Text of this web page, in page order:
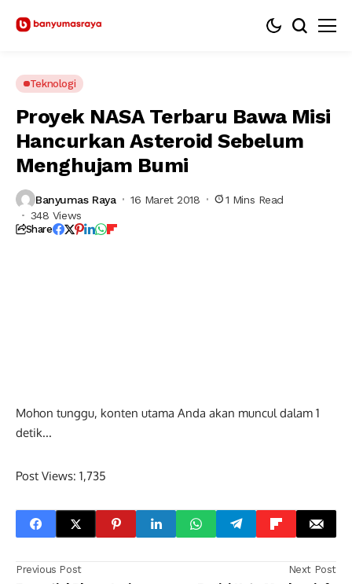
Teknologi
Proyek NASA Terbaru Bawa Misi
Hancurkan Asteroid Sebelum
Menghujam Bumi
Banyumas Raya 16 Maret 2018
1 Mins Read
348 Views
Share
Mohon tunggu, konten utama Anda akan muncul dalam 0
detik...
Post Views: 1,735
Previous Post Next Post